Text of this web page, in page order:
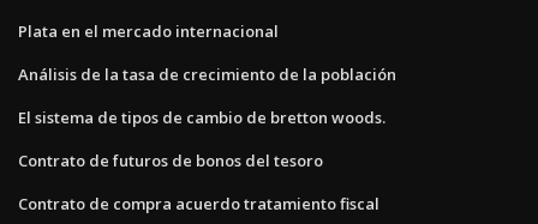
Plata en el mercado internacional
Análisis de la tasa de crecimiento de la población
El sistema de tipos de cambio de bretton woods.
Contrato de futuros de bonos del tesoro
Contrato de compra acuerdo tratamiento fiscal